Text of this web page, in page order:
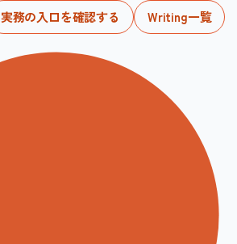
実務の入口を確認する Writing一覧